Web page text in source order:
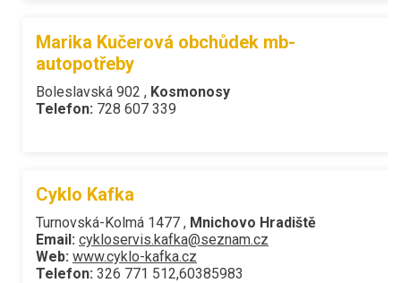
Marika Kučerová obchůdek mb-
autopotřeby
Boleslavská 902 , Kosmonosy
Telefon: 728 607 339
Cyklo Kafka
Turnovská-Kolmá 1477 , Mnichovo Hradiště
Email: cykloservis.kafka@seznam.cz
Web: www.cyklo-kafka.cz
Telefon: 326 771 512,60385983